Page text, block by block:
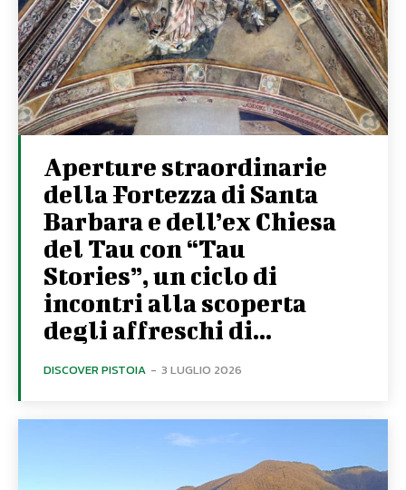
Aperture straordinarie
della Fortezza di Santa
Barbara e dell’ex Chiesa
del Tau con “Tau
Stories”, un ciclo di
incontri alla scoperta
degli affreschi di...
DISCOVER PISTOIA - 3 LUGLIO 2026